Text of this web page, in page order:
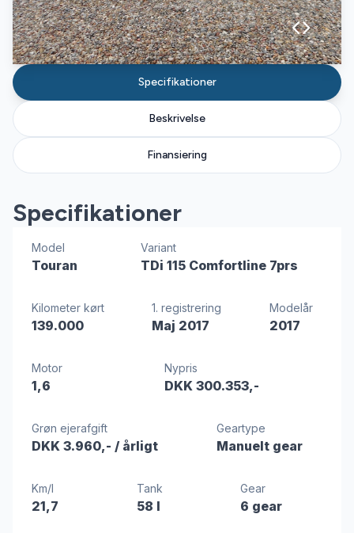
Specifikationer
Beskrivelse
Finansiering
Specifikationer
Model
Touran
Variant
TDi 115 Comfortline 7prs
Kilometer kørt
139.000
1. registrering
Maj 2017
Modelår
2017
Motor
1,6
Nypris
DKK 300.353,-
Grøn ejerafgift
DKK 3.960,- / årligt
Geartype
Manuelt gear
Km/l
21,7
Tank
58 l
Gear
6 gear